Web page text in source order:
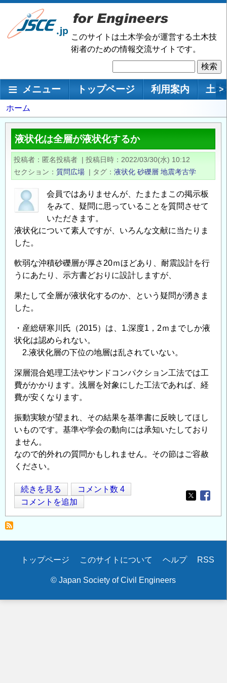
メ
ン
移
このサイトは土木学会が運営する土木技
術者のための情報交流サイトです。
索
メインナビゲーション
メニュー トップページ 利用案内 土 >
パ
ン
く
ず
ホーム
液状化は全層が液状化するか
投稿者 匿名投稿者 | 投稿日時
2022/03/30(水) 10:12
セクション
質問広場 | タグ 液状化 砂礫層 地震考古学
会員ではありませんが、たまたまこの掲示板
をみて、疑問に思っていることを質問させて
いただきます。
液状化について素人ですが、いろんな文献に当たりま
した。
軟弱な沖積砂礫層が厚さ20ｍほどあり、耐震設計を行
うにあたり、示方書どおりに設計しますが、
果たして全層が液状化するのか、という疑問が湧きま
した。
・産総研寒川氏（2015）は、1.深度1，2ｍまでしか液
状化は認められない。
2.液状化層の下位の地層は乱されていない。
深層混合処理工法やサンドコンパクション工法では工
費がかかります。浅層を対象にした工法であれば、経
費が安くなります。
振動実験が望まれ、その結果を基準書に反映してほし
いものです。基準や学会の動向には承知いたしており
ません。
なので的外れの質問かもしれません。その節はご容赦
ください。
液
状
化
全
が
続きを見る
コメント数 4
コメントを追加
Opens in
Secondary
トップページ このサイトについて ヘルプ RSS
© Japan Society of Civil Engineers